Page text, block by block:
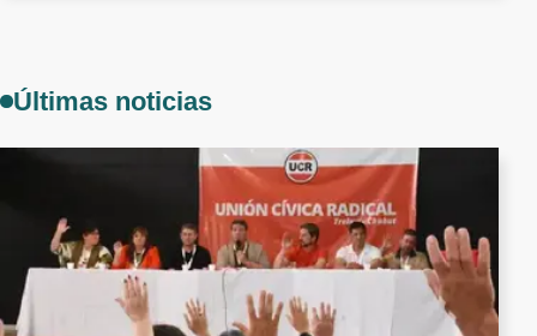
Últimas noticias